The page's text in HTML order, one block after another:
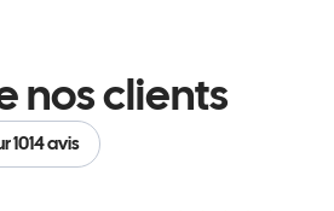
nos clients
1014 avis